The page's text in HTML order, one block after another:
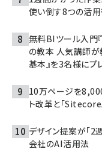
使い倒す8つの活用
無料BIツール入門
の教本 人気講師が
基本』を3名様にプ
10万ページを
ト改革と「
デザイン提案が「
会社のAI活用法